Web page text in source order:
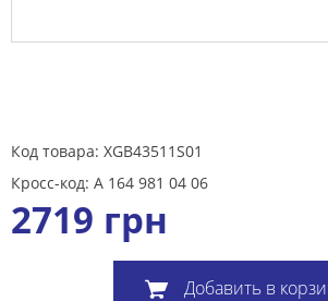
Код товара: XGB43511S01
Кросс-код: A 164 981 04 06
2719 грн
Добавить в